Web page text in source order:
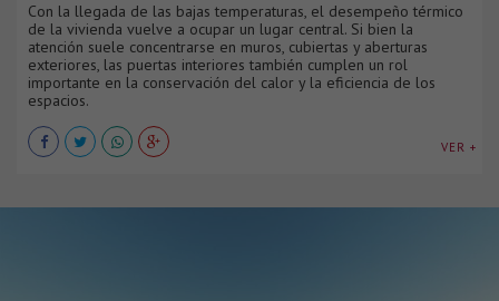
Con la llegada de las bajas temperaturas, el desempeño térmico
de la vivienda vuelve a ocupar un lugar central. Si bien la
atención suele concentrarse en muros, cubiertas y aberturas
exteriores, las puertas interiores también cumplen un rol
importante en la conservación del calor y la eficiencia de los
espacios.
VER +